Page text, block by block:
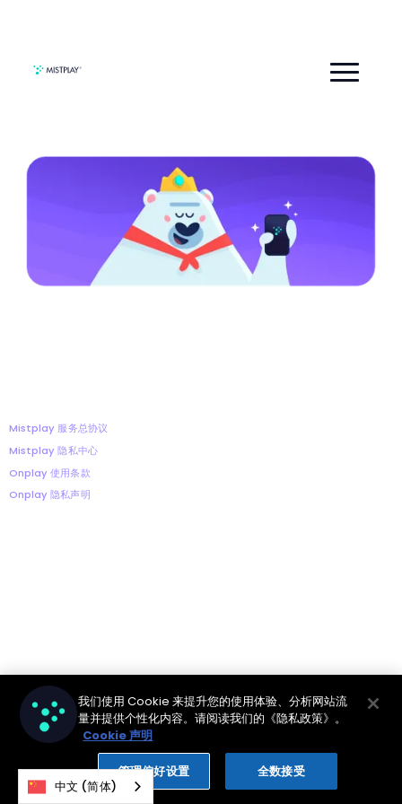
首页
Mistplay 服务总协议‍
Mistplay 隐私中心
Onplay 使用条款
Onplay 隐私声明
中文 (简体)
我们使用 Cookie 来提升您的使用体验、分析网站流
量并提供个性化内容。请阅读我们的《隐私政策》。
Cookie 声明
管理偏好设置 全数接受